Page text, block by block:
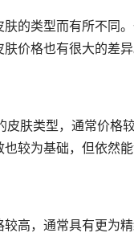
的类型而有所不同
价格也有很大的差
皮肤类型，通常价格
较为基础，但依然能
高，通常具有更为